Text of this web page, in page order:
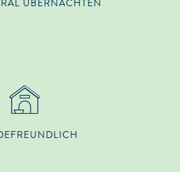
ÜBERNACHTEN